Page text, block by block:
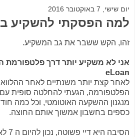
יום שישי, 7 באוקטובר 2016
למה הפסקתי להשקיע ב eLoan
זהו, הקש ששבר את גב המשקיע.
אני לא משקיע יותר דרך פלטפורמת
eLoan
לאחר קצת יותר משנתיים לאחר
הפלטפורמה, הגעתי להחלטה סופית
מנגנון ההשקעה האוטומטי, וכל כמה
כספים בחשבון אמשוך אותם החוצה.